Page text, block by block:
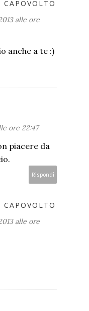
alle ore
anche a te :)
ore 22:47
piacere da
Rispondi
alle ore